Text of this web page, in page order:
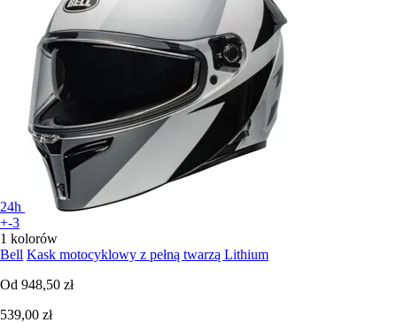
24h
+-3
1 kolorów
Bell Kask motocyklowy z pełną twarzą Lithium
Od 948,50 zł
539,00 zł